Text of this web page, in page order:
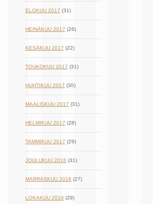
ELOKUU 2017 (31)
HEINÄKUU 2017 (26)
KESÄKUU 2017 (22)
TOUKOKUU 2017 (31)
HUHTIKUU 2017 (30)
MAALISKUU 2017 (31)
HELMIKUU 2017 (28)
TAMMIKUU 2017 (29)
JOULUKUU 2016 (31)
MARRASKUU 2016 (27)
LOKAKUU 2016 (29)